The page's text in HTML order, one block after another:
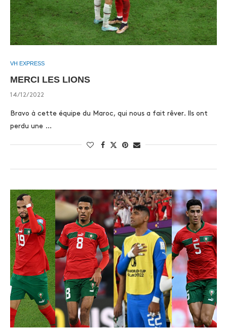
VH EXPRESS
MERCI LES LIONS
14/12/2022
Bravo à cette équipe du Maroc, qui nous a fait rêver. Ils ont
perdu une …